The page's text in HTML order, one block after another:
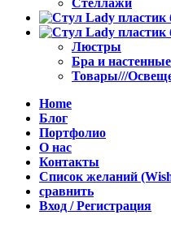
Люстры
Бра и
Товары///
Home
Блог
Портфолио
О нас
Контакты
Список желаний
сравнить
Вход / Регистрация